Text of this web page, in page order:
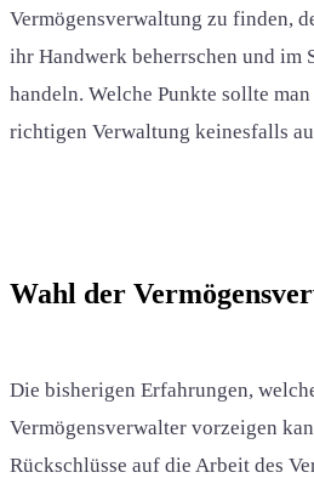
Vermögensverwaltung zu finden,
ihr Handwerk beherrschen und im
handeln. Welche Punkte sollte
richtigen Verwaltung keinesfalls
Wahl der
Die bisherigen Erfahrungen,
Vermögensverwalter vorzeigen
Rückschlüsse auf die Arbeit des